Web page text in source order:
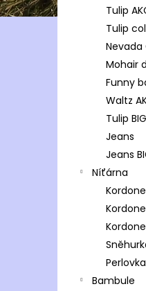
Tulip
Tulip
Nevada
Mohair
Funny
Waltz
Tulip
Jeans
Jeans
Níťárna
Perlovka
Bambule